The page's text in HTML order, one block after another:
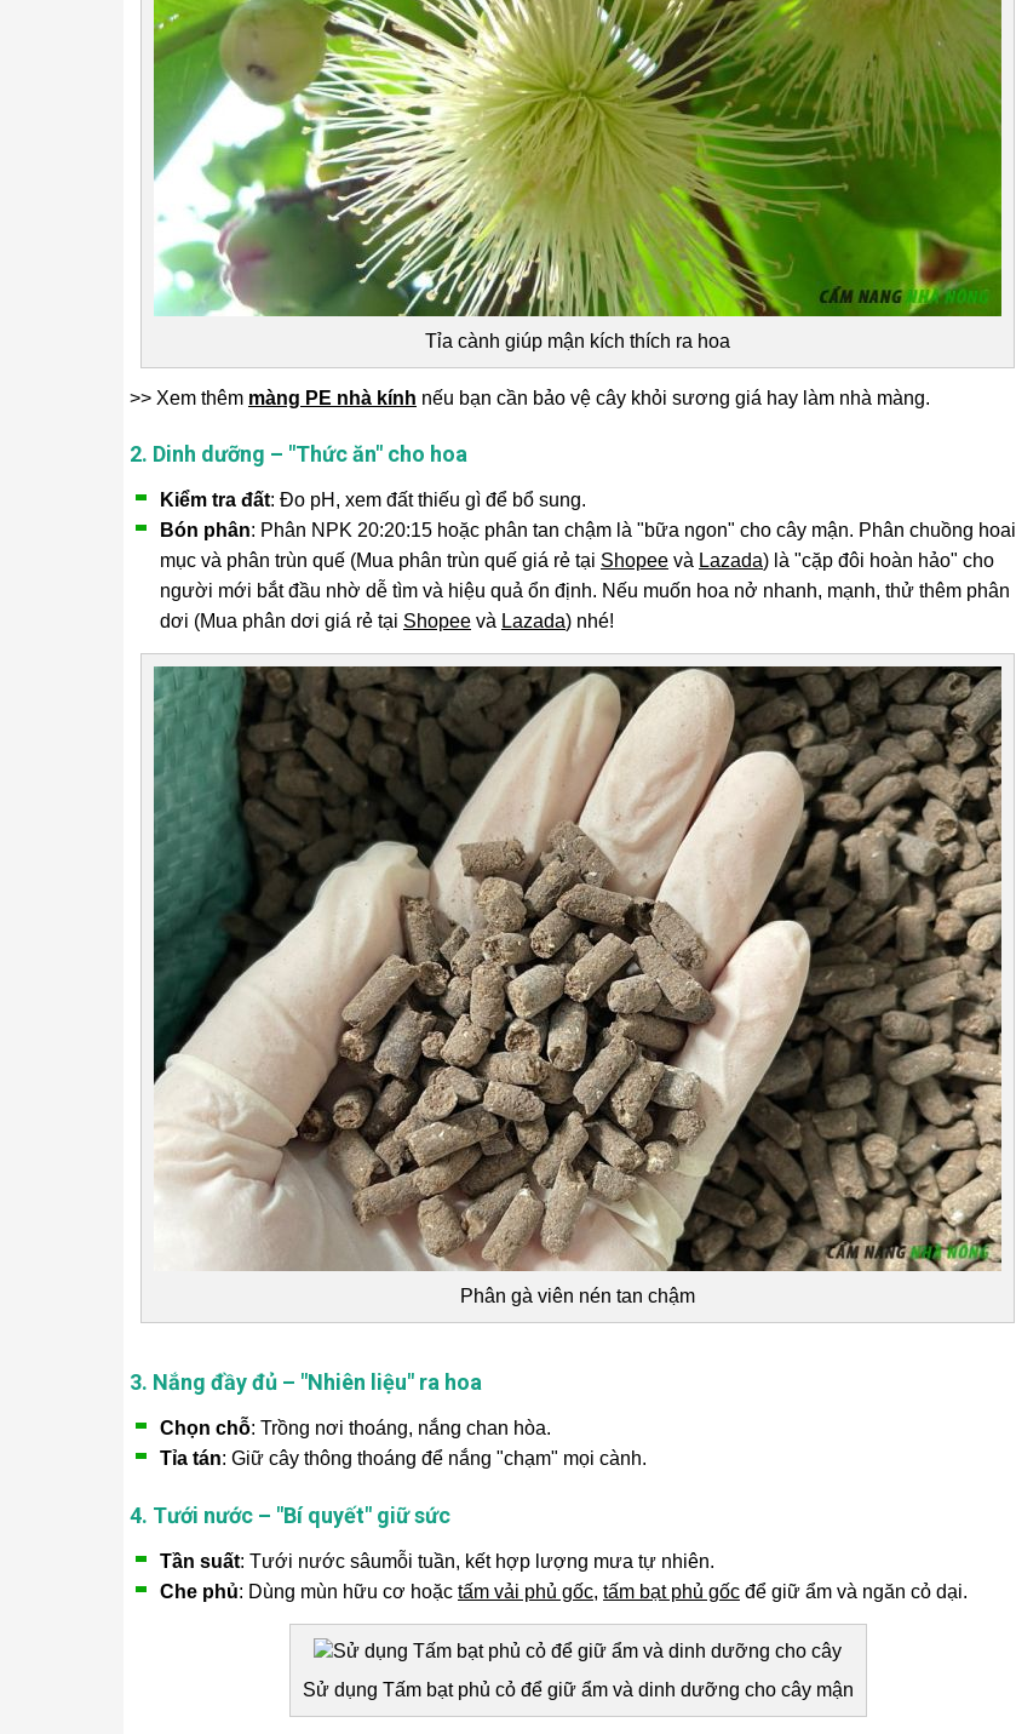
Tỉa cành giúp mận kích thích ra hoa
>> Xem thêm màng PE nhà kính nếu bạn cần bảo vệ cây khỏi sương giá hay làm nhà màng.
2. Dinh dưỡng – "Thức ăn" cho hoa
Kiểm tra đất: Đo pH, xem đất thiếu gì để bổ sung.
Bón phân: Phân NPK 20:20:15 hoặc phân tan chậm là "bữa ngon" cho cây mận. Phân chuồng hoai
mục và phân trùn quế (Mua phân trùn quế giá rẻ tại Shopee và Lazada) là "cặp đôi hoàn hảo" cho
người mới bắt đầu nhờ dễ tìm và hiệu quả ổn định. Nếu muốn hoa nở nhanh, mạnh, thử thêm phân
dơi (Mua phân dơi giá rẻ tại Shopee và Lazada) nhé!
Phân gà viên nén tan chậm
3. Nắng đầy đủ – "Nhiên liệu" ra hoa
Chọn chỗ: Trồng nơi thoáng, nắng chan hòa.
Tỉa tán: Giữ cây thông thoáng để nắng "chạm" mọi cành.
4. Tưới nước – "Bí quyết" giữ sức
Tần suất: Tưới nước sâumỗi tuần, kết hợp lượng mưa tự nhiên.
Che phủ: Dùng mùn hữu cơ hoặc tấm vải phủ gốc, tấm bạt phủ gốc để giữ ẩm và ngăn cỏ dại.
Sử dụng Tấm bạt phủ cỏ để giữ ẩm và dinh dưỡng cho cây mận